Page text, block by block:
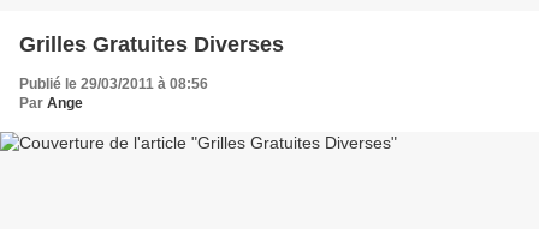
Grilles Gratuites Diverses
Publié le 29/03/2011 à 08:56
Par Ange